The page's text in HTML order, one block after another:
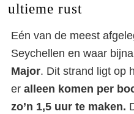
ultieme rust
Eén van de meest
Seychellen en waar
Major. Dit strand ligt op
er alleen komen per
zo’n 1,5 uur te maken.